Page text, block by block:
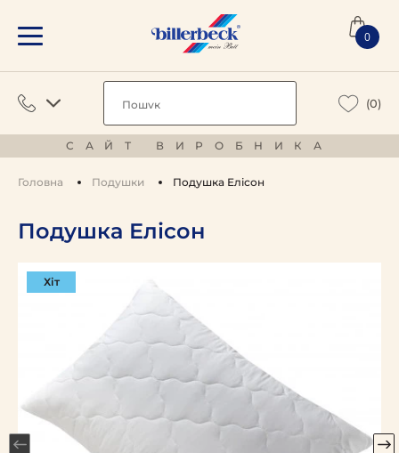
0
(0)
САЙТ ВИРОБНИКА
Головна Подушки Подушка Елісон
Подушка Елісон
Хіт